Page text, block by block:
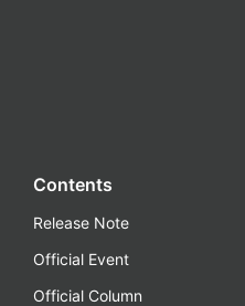
Contents
Release Note
Official Event
Official Column